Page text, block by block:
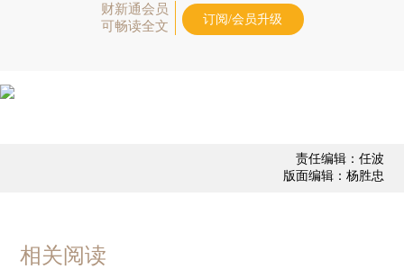
财新通会员
可畅读全文
订阅/会员升级
责任编辑：任波
版面编辑：杨胜忠
相关阅读